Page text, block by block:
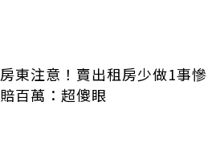
房東注意！賣出租房少做1事慘
賠百萬：超傻眼